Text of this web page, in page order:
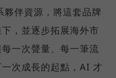
伴資源，將這套品牌
，並逐步拓展海外市
一次聲量、每一筆流
次成長的起點，AI 才